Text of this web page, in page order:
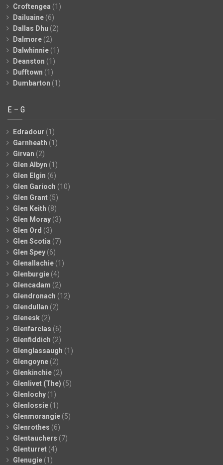
Croftengea (1)
Dailuaine (6)
Dallas Dhu (2)
Dalmore (2)
Dalwhinnie (1)
Deanston (1)
Dufftown (1)
Dumbarton (1)
E – G
Edradour (1)
Garnheath (1)
Girvan (2)
Glen Albyn (1)
Glen Elgin (6)
Glen Garioch (10)
Glen Grant (5)
Glen Keith (8)
Glen Moray (3)
Glen Ord (3)
Glen Scotia (7)
Glen Spey (6)
Glenallachie (1)
Glenburgie (4)
Glencadam (2)
Glendronach (12)
Glendullan (2)
Glenesk (2)
Glenfarclas (6)
Glenfiddich (2)
Glenglassaugh (1)
Glengoyne (2)
Glenkinchie (2)
Glenlivet (The) (5)
Glenlochy (1)
Glenlossie (1)
Glenmorangie (5)
Glenrothes (6)
Glentauchers (7)
Glenturret (4)
Glenugie (1)